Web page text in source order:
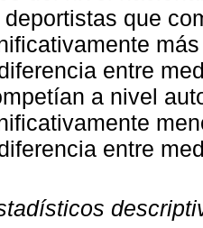
deportistas que
entre
a nivel
entre